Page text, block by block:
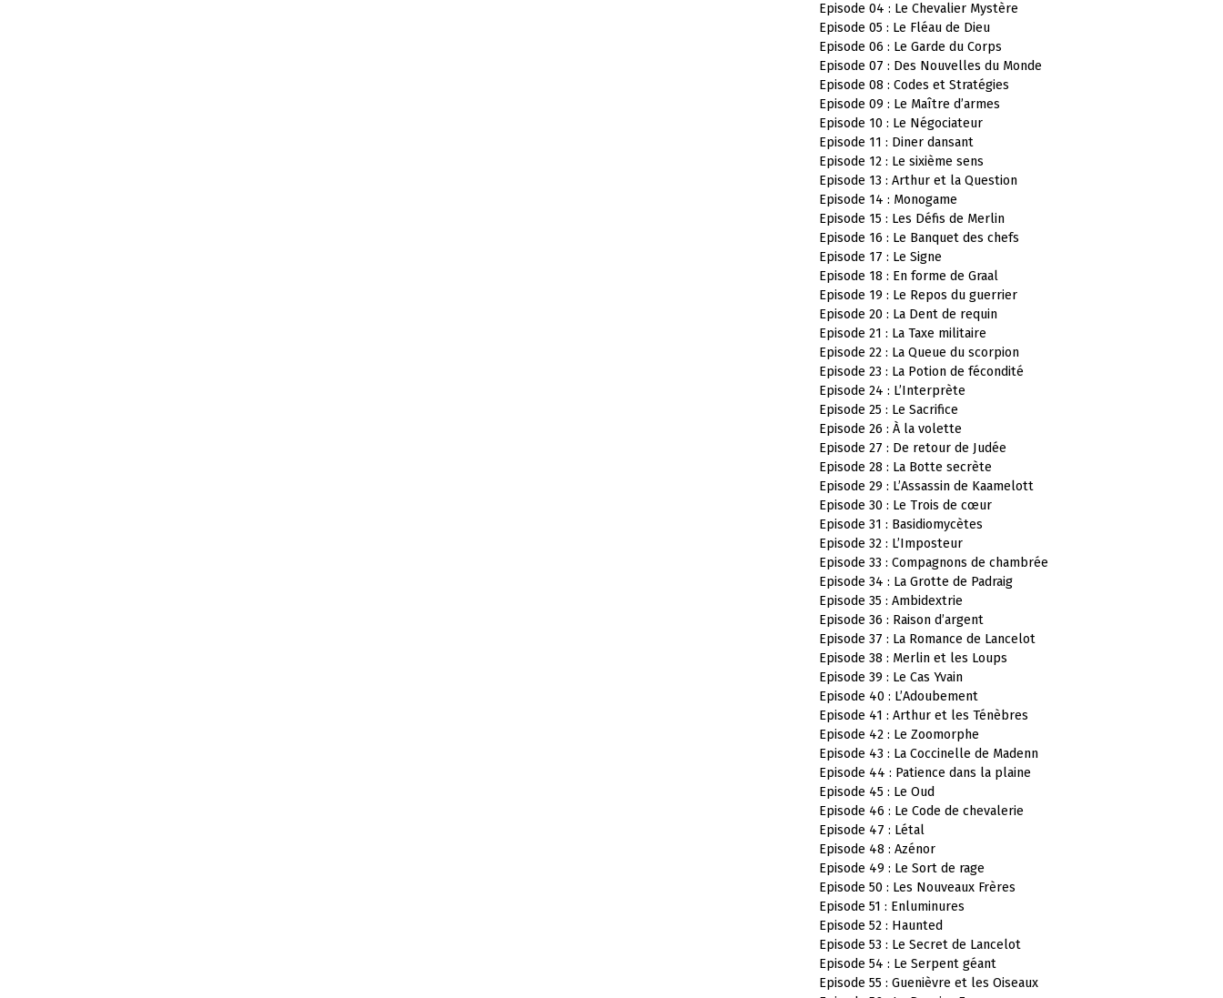
Episode 04 : Le Chevalier Mystère
Episode 05 : Le Fléau de Dieu
Episode 06 : Le Garde du Corps
Episode 07 : Des Nouvelles du Monde
Episode 08 : Codes et Stratégies
Episode 09 : Le Maître d’armes
Episode 10 : Le Négociateur
Episode 11 : Diner dansant
Episode 12 : Le sixième sens
Episode 13 : Arthur et la Question
Episode 14 : Monogame
Episode 15 : Les Défis de Merlin
Episode 16 : Le Banquet des chefs
Episode 17 : Le Signe
Episode 18 : En forme de Graal
Episode 19 : Le Repos du guerrier
Episode 20 : La Dent de requin
Episode 21 : La Taxe militaire
Episode 22 : La Queue du scorpion
Episode 23 : La Potion de fécondité
Episode 24 : L’Interprète
Episode 25 : Le Sacrifice
Episode 26 : À la volette
Episode 27 : De retour de Judée
Episode 28 : La Botte secrète
Episode 29 : L’Assassin de Kaamelott
Episode 30 : Le Trois de cœur
Episode 31 : Basidiomycètes
Episode 32 : L’Imposteur
Episode 33 : Compagnons de chambrée
Episode 34 : La Grotte de Padraig
Episode 35 : Ambidextrie
Episode 36 : Raison d’argent
Episode 37 : La Romance de Lancelot
Episode 38 : Merlin et les Loups
Episode 39 : Le Cas Yvain
Episode 40 : L’Adoubement
Episode 41 : Arthur et les Ténèbres
Episode 42 : Le Zoomorphe
Episode 43 : La Coccinelle de Madenn
Episode 44 : Patience dans la plaine
Episode 45 : Le Oud
Episode 46 : Le Code de chevalerie
Episode 47 : Létal
Episode 48 : Azénor
Episode 49 : Le Sort de rage
Episode 50 : Les Nouveaux Frères
Episode 51 : Enluminures
Episode 52 : Haunted
Episode 53 : Le Secret de Lancelot
Episode 54 : Le Serpent géant
Episode 55 : Guenièvre et les Oiseaux